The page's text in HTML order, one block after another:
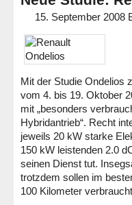
15. September 2008
Mit der Studie Ondelios
vom 4. bis 19. Oktober
mit „besonders
Hybridantrieb“. Recht
jeweils 20 kW starke
150 kW leistenden 2.0
seinen Dienst tut.
trotzdem sollen im
100 Kilometer